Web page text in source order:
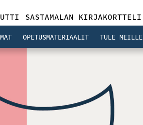
SASTAMALAN KIRJAKORTTELI
OPETUSMATERIAALIT TULE MEILLE